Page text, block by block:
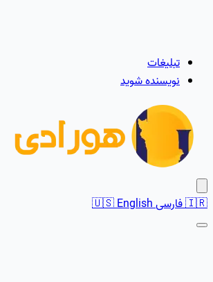
تبلیغات
نویسنده شوید
🇮🇷فارسی 🇺🇸English